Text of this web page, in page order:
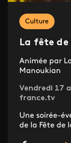
Culture
La fête
Animée par
Manoukian
Vendredi 17
france.tv
Une soirée-
de la Fête de